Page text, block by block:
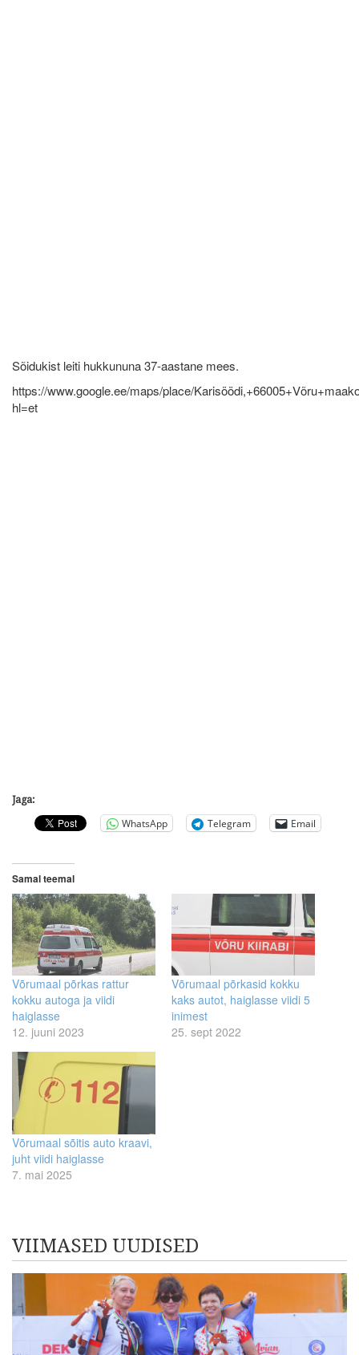
Sõidukist leiti hukkununa 37-aastane mees.
https://www.google.ee/maps/place/
hl=et
Jaga:
WhatsApp Telegram Email
Samal teemal
Võrumaal põrkas rattur
kokku autoga ja viidi
haiglasse
12. juuni 2023
Võrumaal põrkasid kokku
kaks autot, haiglasse viidi 5
inimest
25. sept 2022
Võrumaal sõitis auto kraavi,
juht viidi haiglasse
7. mai 2025
VIIMASED UUDISED